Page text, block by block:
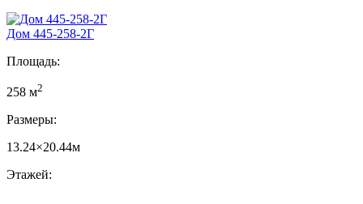
Дом 445-258-2Г
Площадь:
258 м2
Размеры:
13.24×20.44м
Этажей: